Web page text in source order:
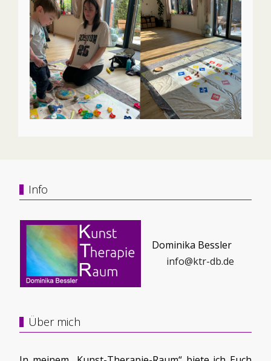
Info
Dominika Bessler
info@ktr-db.de
Über mich